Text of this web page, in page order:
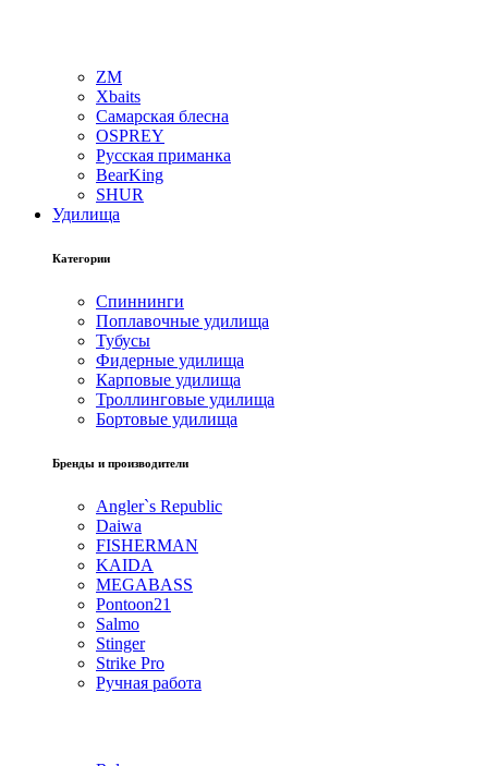
ZM
Xbaits
Самарская блесна
OSPREY
Русская приманка
BearKing
SHUR
Удилища
Категории
Спиннинги
Поплавочные удилища
Тубусы
Фидерные удилища
Карповые удилища
Троллинговые удилища
Бортовые удилища
Бренды и производители
Angler`s Republic
Daiwa
FISHERMAN
KAIDA
MEGABASS
Pontoon21
Salmo
Stinger
Strike Pro
Ручная работа